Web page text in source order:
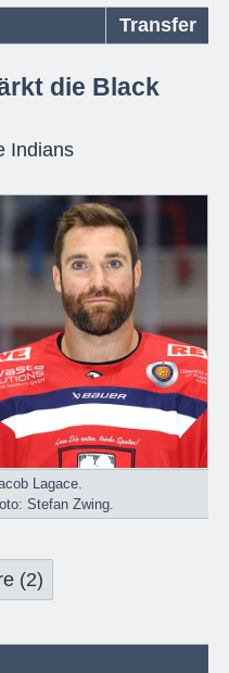
Transfer
die Black
Indians
Lagace.
Stefan Zwing.
(2)